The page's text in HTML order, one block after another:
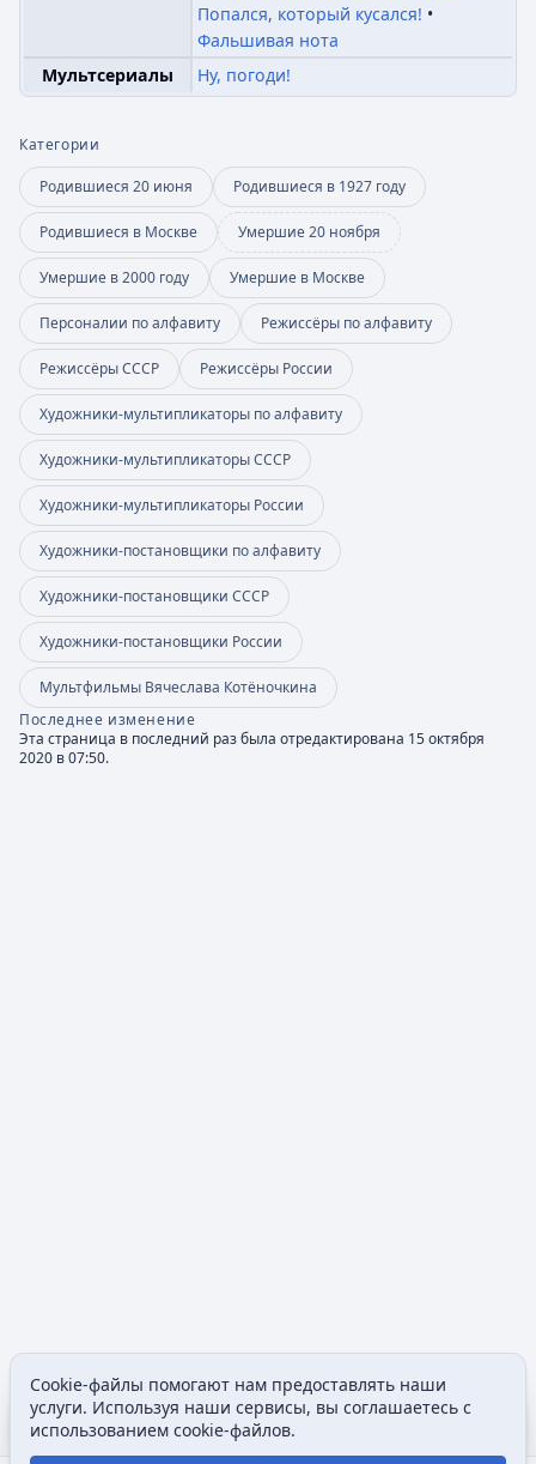
Просмотры
Попался, который кусался!
Фальшивая нота
Мультсериалы
Ну, погоди!
Содержание
Категории
Родившиеся 20 июня Родившиеся в 1927 году
Родившиеся в Москве Умершие 20 ноября
Умершие в 2000 году Умершие в Москве
Персоналии по алфавиту Режиссёры по алфавиту
Режиссёры СССР Режиссёры России
Художники-мультипликаторы по алфавиту
Художники-мультипликаторы СССР
Художники-мультипликаторы России
Художники-постановщики по алфавиту
Художники-постановщики СССР
Художники-постановщики России
Мультфильмы Вячеслава Котёночкина
Последнее изменение
Эта страница в последний раз была отредактирована 15 октября
2020 в 07:50.
Cookie-файлы помогают нам предоставлять наши
услуги. Используя наши сервисы, вы соглашаетесь с
использованием cookie-файлов.